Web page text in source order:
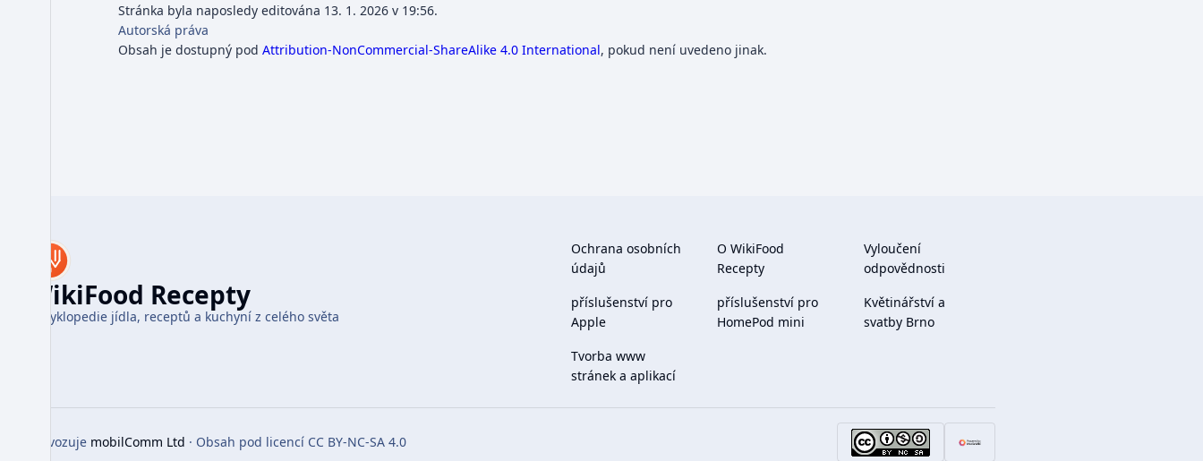
Toggle preferences menu
Stránka byla naposledy editována 13. 1. 2026 v 19:56.
Autorská práva
Obsah je dostupný pod Attribution-NonCommercial-ShareAlike 4.0 International, pokud není uvedeno jinak.
WikiFood Recepty
Encyklopedie jídla, receptů a kuchyní z celého světa
Ochrana osobních
údajů
O WikiFood
Recepty
Vyloučení
odpovědnosti
příslušenství pro
Apple
příslušenství pro
HomePod mini
Květinářství a
svatby Brno
Tvorba www
stránek a aplikací
Provozuje mobilComm Ltd · Obsah pod licencí CC BY-NC-SA 4.0